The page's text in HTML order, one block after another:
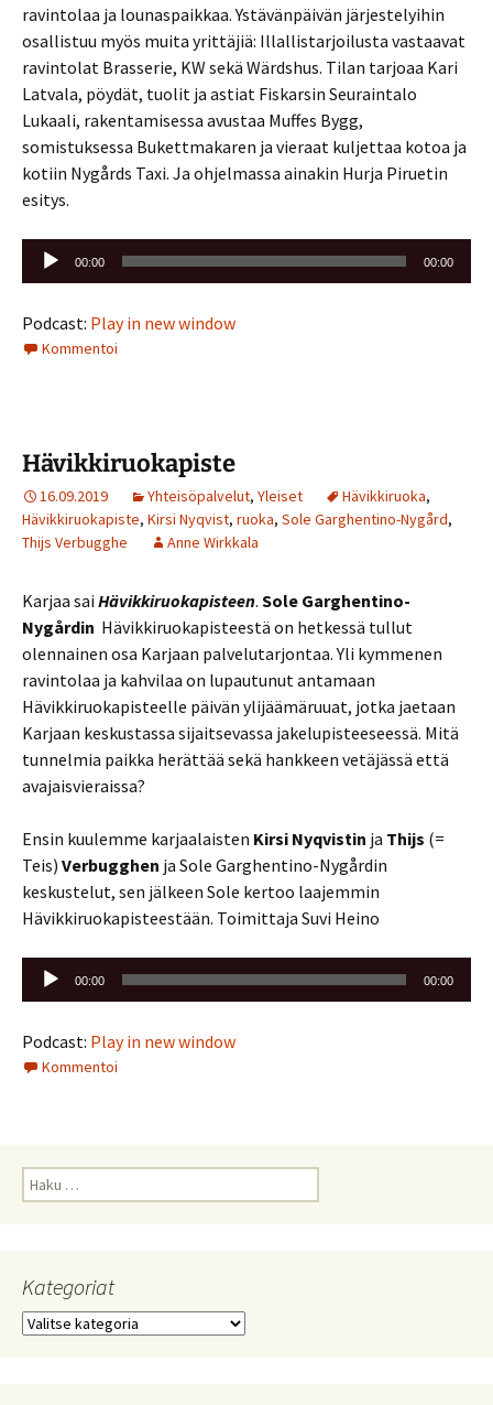
ravintolaa ja lounaspaikkaa. Ystävänpäivän järjestelyihin
osallistuu myös muita yrittäjiä: Illallistarjoilusta vastaavat
ravintolat Brasserie, KW sekä Wärdshus. Tilan tarjoaa Kari
Latvala, pöydät, tuolit ja astiat Fiskarsin Seuraintalo
Lukaali, rakentamisessa avustaa Muffes Bygg,
somistuksessa Bukettmakaren ja vieraat kuljettaa kotoa ja
kotiin Nygårds Taxi. Ja ohjelmassa ainakin Hurja Piruetin
esitys.
Äänitoistin
00:00 00:00
Podcast: Play in new window
Kommentoi
Hävikkiruokapiste
16.09.2019 Yhteisöpalvelut, Yleiset Hävikkiruoka,
Hävikkiruokapiste, Kirsi Nyqvist, ruoka, Sole Garghentino-Nygård,
Thijs Verbugghe
Anne Wirkkala
Karjaa sai Hävikkiruokapisteen. Sole Garghentino-
Nygårdin Hävikkiruokapisteestä on hetkessä tullut
olennainen osa Karjaan palvelutarjontaa. Yli kymmenen
ravintolaa ja kahvilaa on lupautunut antamaan
Hävikkiruokapisteelle päivän ylijäämäruuat, jotka jaetaan
Karjaan keskustassa sijaitsevassa jakelupisteeseessä. Mitä
tunnelmia paikka herättää sekä hankkeen vetäjässä että
avajaisvieraissa?
Ensin kuulemme karjaalaisten Kirsi Nyqvistin ja Thijs (=
Teis) Verbugghen ja Sole Garghentino-Nygårdin
keskustelut, sen jälkeen Sole kertoo laajemmin
Hävikkiruokapisteestään. Toimittaja Suvi Heino
Äänitoistin
00:00 00:00
Podcast: Play in new window
Kommentoi
Haku:
Kategoriat
Kategoriat